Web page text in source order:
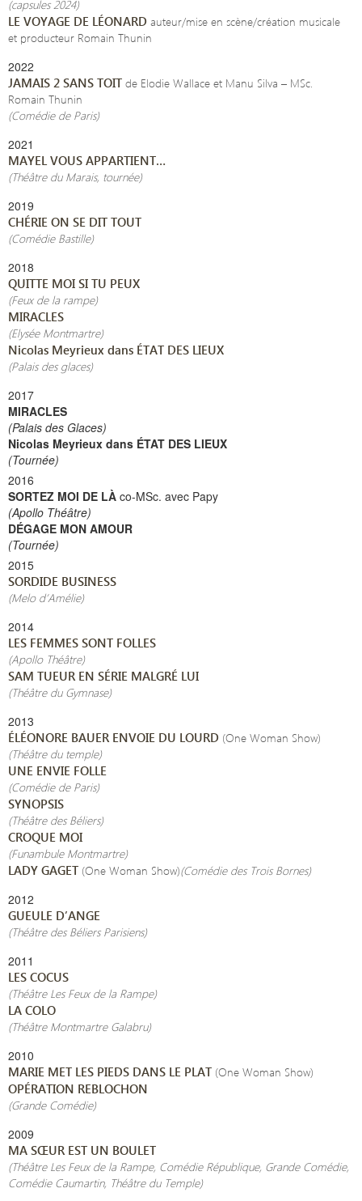
(capsules 2024)
LE VOYAGE DE LÉONARD auteur/mise en scène/création musicale
et producteur Romain Thunin
2022
JAMAIS 2 SANS TOIT de Elodie Wallace et Manu Silva – MSc.
Romain Thunin
(Comédie de Paris)
2021
MAYEL VOUS APPARTIENT…
(Théâtre du Marais, tournée)
2019
CHÉRIE ON SE DIT TOUT
(Comédie Bastille)
2018
QUITTE MOI SI TU PEUX
(Feux de la rampe)
MIRACLES
(Elysée Montmartre)
Nicolas Meyrieux dans ÉTAT DES LIEUX
(Palais des glaces)
2017
MIRACLES
(Palais des Glaces)
Nicolas Meyrieux dans ÉTAT DES LIEUX
(Tournée)
2016
SORTEZ MOI DE LÀ co-MSc. avec Papy
(Apollo Théâtre)
DÉGAGE MON AMOUR
(Tournée)
2015
SORDIDE BUSINESS
(Melo d’Amélie)
2014
LES FEMMES SONT FOLLES
(Apollo Théâtre)
SAM TUEUR EN SÉRIE MALGRÉ LUI
(Théâtre du Gymnase)
2013
ÉLÉONORE BAUER ENVOIE DU LOURD (One Woman Show)
(Théâtre du temple)
UNE ENVIE FOLLE
(Comédie de Paris)
SYNOPSIS
(Théâtre des Béliers)
CROQUE MOI
(Funambule Montmartre)
LADY GAGET (One Woman Show)(Comédie des Trois Bornes)
2012
GUEULE D’ANGE
(Théâtre des Béliers Parisiens)
2011
LES COCUS
(Théâtre Les Feux de la Rampe)
LA COLO
(Théâtre Montmartre Galabru)
2010
MARIE MET LES PIEDS DANS LE PLAT (One Woman Show)
OPÉRATION REBLOCHON
(Grande Comédie)
2009
MA SŒUR EST UN BOULET
(Théâtre Les Feux de la Rampe, Comédie République, Grande Comédie,
Comédie Caumartin, Théâtre du Temple)